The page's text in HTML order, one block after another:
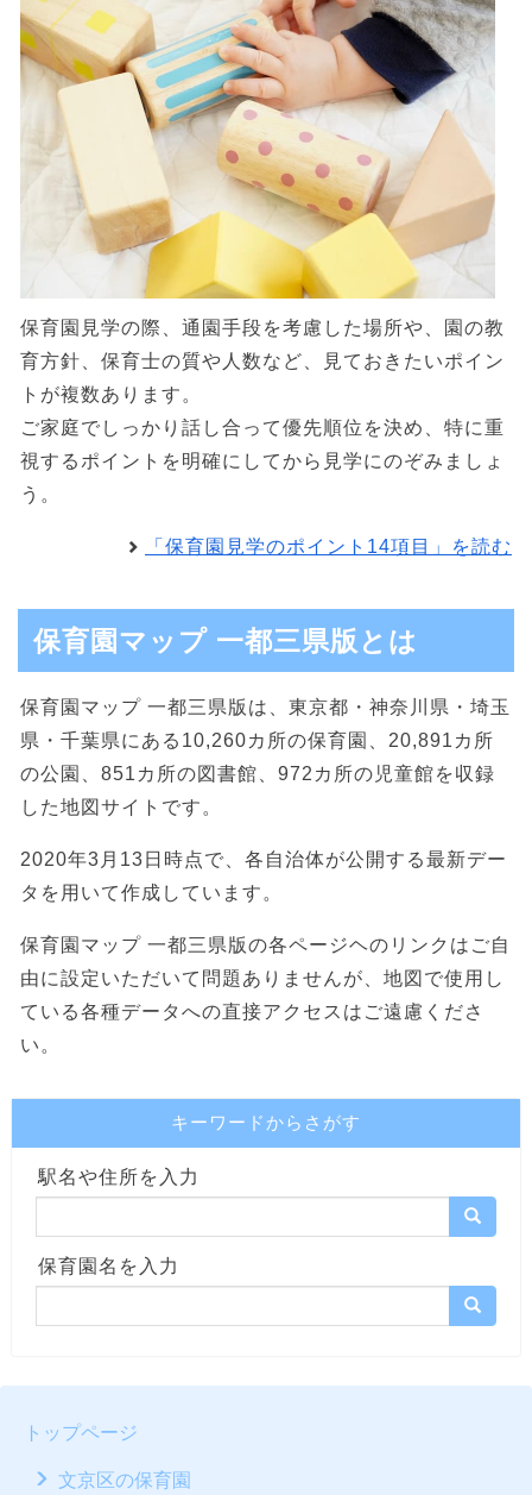
保育園見学の際、通園手段を考慮した場所や、園の教
育方針、保育士の質や人数など、見ておきたいポイン
トが複数あります。
ご家庭でしっかり話し合って優先順位を決め、特に重
視するポイントを明確にしてから見学にのぞみましょ
う。
「保育園見学のポイント14項目」を読む
保育園マップ 一都三県版とは
保育園マップ 一都三県版は、東京都・神奈川県・埼玉
県・千葉県にある10,260カ所の保育園、20,891カ所
の公園、851カ所の図書館、972カ所の児童館を収録
した地図サイトです。
2020年3月13日時点で、各自治体が公開する最新デー
タを用いて作成しています。
保育園マップ 一都三県版の各ページヘのリンクはご自
由に設定いただいて問題ありませんが、地図で使用し
ている各種データへの直接アクセスはご遠慮くださ
い。
キーワードからさがす
駅名や住所を入力
保育園名を入力
トップページ
文京区の保育園